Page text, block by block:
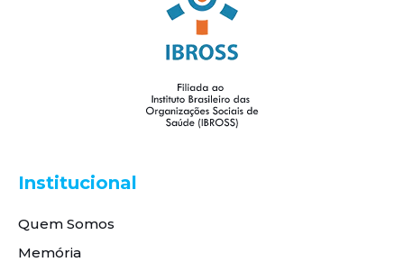
Institucional
Quem Somos
Memória